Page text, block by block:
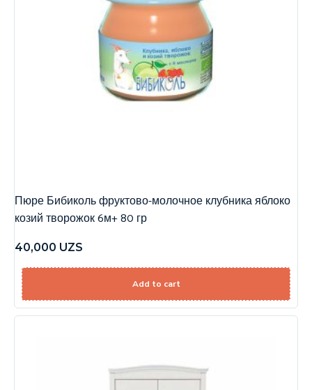
Пюре Бибиколь фруктово-молочное клубника яблоко
козий творожок 6м+ 80 гр
40,000 UZS
Add to cart